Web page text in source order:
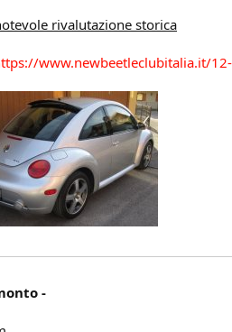
rivalutazione storica
www.newbeetleclubitalia.it/
-